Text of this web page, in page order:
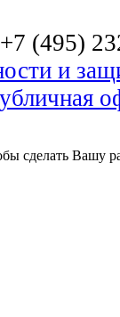
(495)
и
сделать Вашу